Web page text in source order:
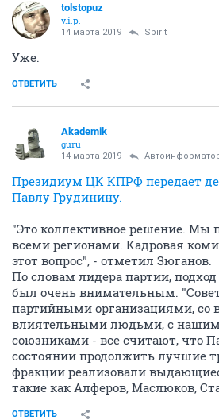
tolstopuz
v.i.p.
14 марта 2019 Spirit
Уже.
ОТВЕТИТЬ
Akademik
guru
14 марта 2019
Президиум ЦК КПРФ передает
Павлу Грудинину.
"Это коллективное решение. Мы
всеми регионами. Кадровая
этот вопрос", - отметил Зюганов.
По словам лидера партии,
был очень внимательным.
партийными организациями, со
влиятельными людьми, с
союзниками - все считают, что
состоянии продолжить лучшие
фракции реализовали
такие как Алферов, Маслюков,
ОТВЕТИТЬ